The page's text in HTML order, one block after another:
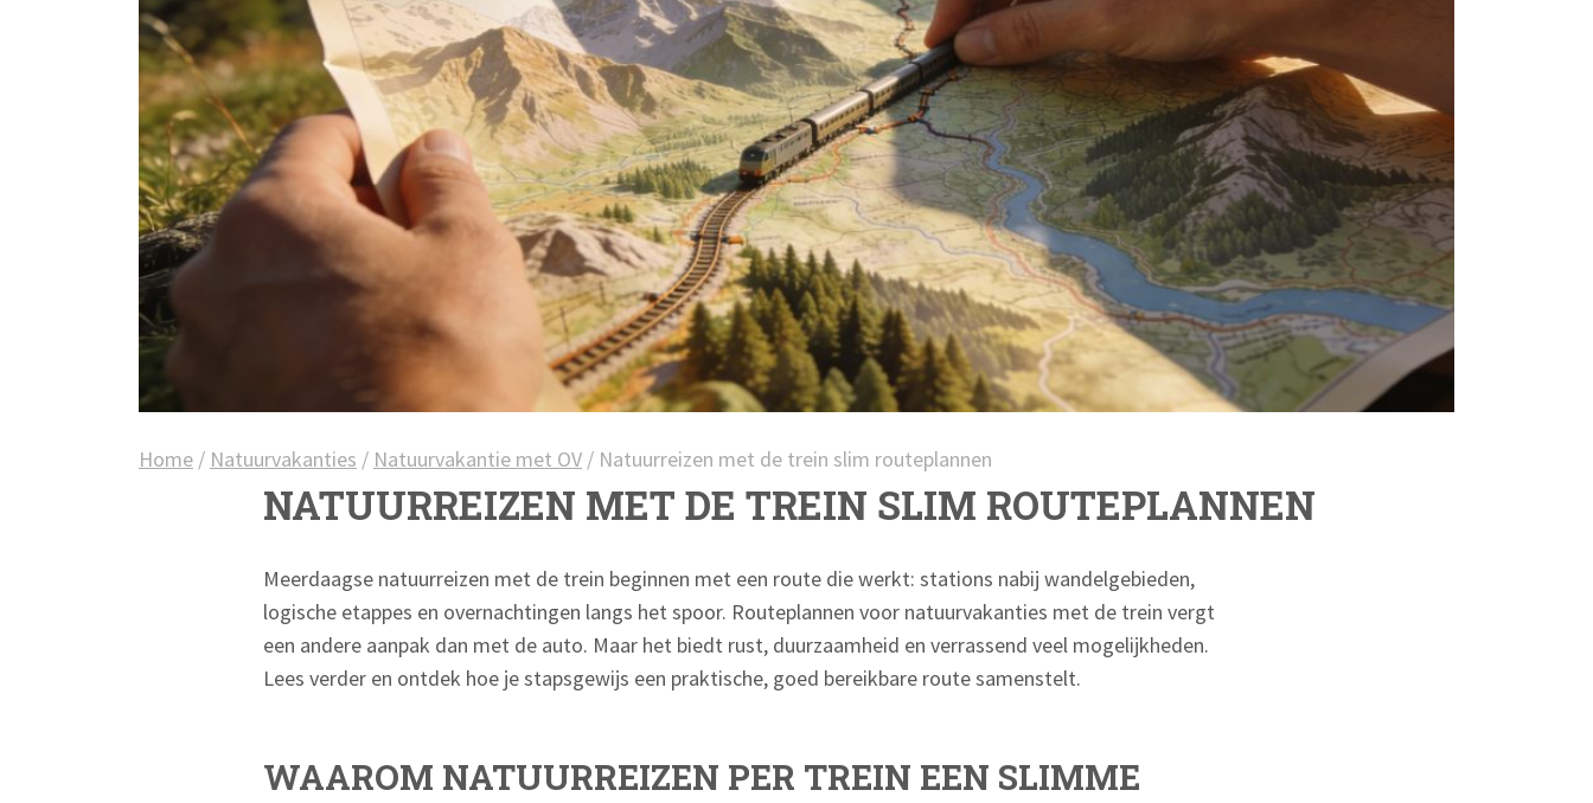
Home / Natuurvakanties / Natuurvakantie met OV / Natuurreizen met de trein slim routeplannen
NATUURREIZEN MET DE TREIN SLIM ROUTEPLANNEN
Meerdaagse natuurreizen met de trein beginnen met een route die werkt: stations nabij wandelgebieden,
logische etappes en overnachtingen langs het spoor. Routeplannen voor natuurvakanties met de trein vergt
een andere aanpak dan met de auto. Maar het biedt rust, duurzaamheid en verrassend veel mogelijkheden.
Lees verder en ontdek hoe je stapsgewijs een praktische, goed bereikbare route samenstelt.
WAAROM NATUURREIZEN PER TREIN EEN SLIMME